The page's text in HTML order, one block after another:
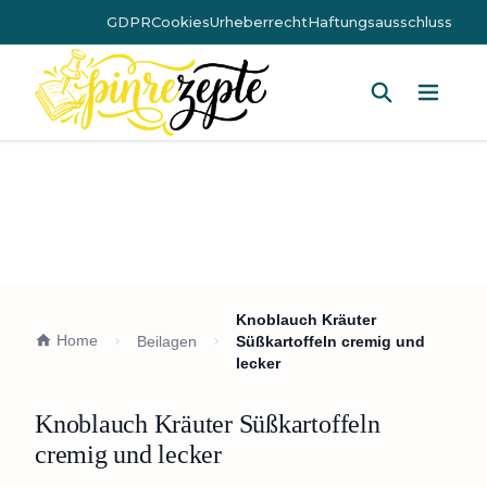
GDPRCookiesUrheberrechtHaftungsausschluss
Home Beilagen
Knoblauch Kräuter
Süßkartoffeln cremig und
lecker
Knoblauch Kräuter Süßkartoffeln
cremig und lecker